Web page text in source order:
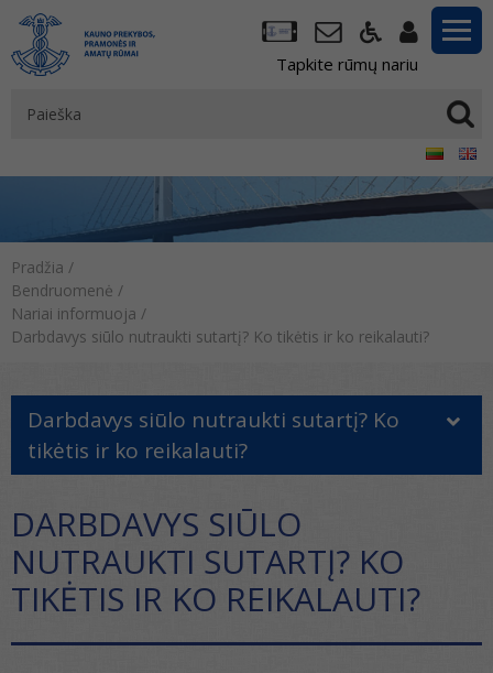
Tapkite rūmų nariu
Pradžia /
Bendruomenė /
Nariai informuoja /
Darbdavys siūlo nutraukti sutartį? Ko tikėtis ir ko reikalauti?
Darbdavys siūlo nutraukti sutartį? Ko
tikėtis ir ko reikalauti?
DARBDAVYS SIŪLO
NUTRAUKTI SUTARTĮ? KO
TIKĖTIS IR KO REIKALAUTI?